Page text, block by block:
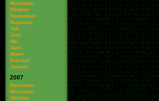
November
Oktober
September
Augustus
Juli
Juni
Mei
April
Maart
Februari
Januari
2007
December
November
Oktober